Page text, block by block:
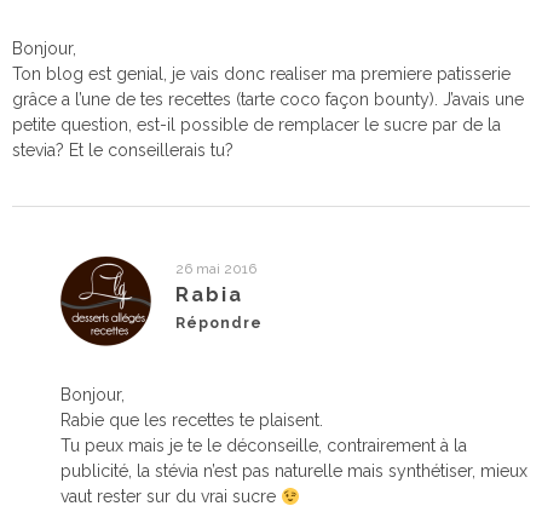
Bonjour,
Ton blog est genial, je vais donc realiser ma premiere patisserie
grâce a l’une de tes recettes (tarte coco façon bounty). J’avais une
petite question, est-il possible de remplacer le sucre par de la
stevia? Et le conseillerais tu?
26 mai 2016
Rabia
Répondre
Bonjour,
Rabie que les recettes te plaisent.
Tu peux mais je te le déconseille, contrairement à la
publicité, la stévia n’est pas naturelle mais synthétiser, mieux
vaut rester sur du vrai sucre